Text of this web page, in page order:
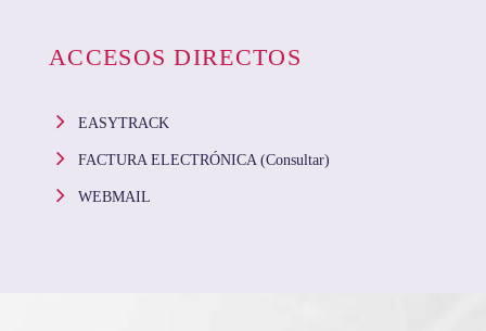
ACCESOS DIRECTOS
EASYTRACK
FACTURA ELECTRÓNICA (Consultar)
WEBMAIL